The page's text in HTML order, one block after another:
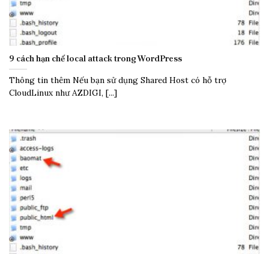
9 cách hạn chế local attack trong WordPress
Thông tin thêm Nếu bạn sử dụng Shared Host có hỗ trợ
CloudLinux như AZDIGI, [...]